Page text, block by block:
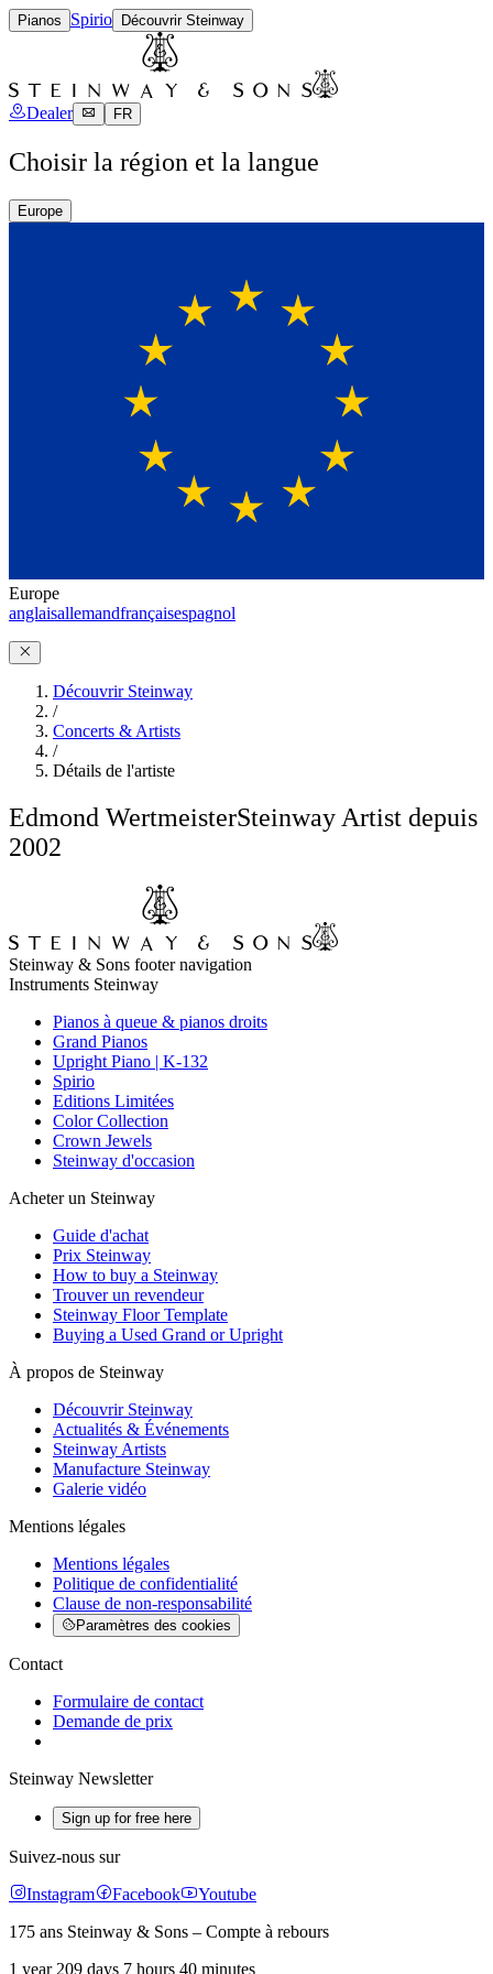
Pianos Spirio Découvrir Steinway
Dealer FR
Choisir la région et la langue
Europe
Europe
anglaisallemandfrançaisespagnol
Découvrir Steinway
/
Concerts & Artists
/
Détails de l'artiste
Edmond WertmeisterSteinway Artist depuis
2002
Steinway & Sons footer navigation
Instruments Steinway
Pianos à queue & pianos droits
Grand Pianos
Upright Piano | K-132
Spirio
Editions Limitées
Color Collection
Crown Jewels
Steinway d'occasion
Acheter un Steinway
Guide d'achat
Prix Steinway
How to buy a Steinway
Trouver un revendeur
Steinway Floor Template
Buying a Used Grand or Upright
À propos de Steinway
Découvrir Steinway
Actualités & Événements
Steinway Artists
Manufacture Steinway
Galerie vidéo
Mentions légales
Mentions légales
Politique de confidentialité
Clause de non-responsabilité
Paramètres des cookies
Contact
Formulaire de contact
Demande de prix
Steinway Newsletter
Sign up for free here
Suivez-nous sur
Instagram
Facebook
Youtube
175 ans Steinway & Sons – Compte à rebours
1 year 209 days 7 hours 40 minutes